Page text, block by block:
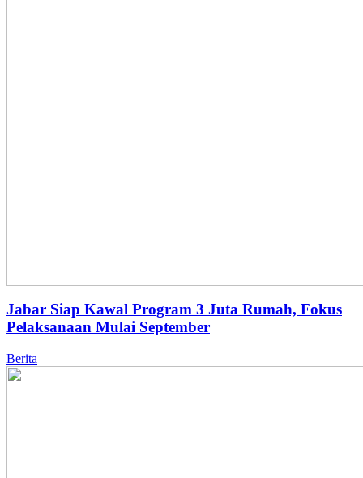
Jabar Siap Kawal Program 3 Juta Rumah, Fokus
Pelaksanaan Mulai September
Berita